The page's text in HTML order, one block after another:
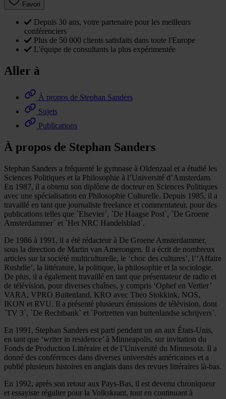
Favori
Depuis 30 ans, votre partenaire pour les meilleurs
conférenciers
Plus de 50 000 clients satisfaits dans toute l'Europe
L'équipe de consultants la plus expérimentée
Aller à
À propos de Stephan Sanders
Sujets
Publications
À propos de Stephan Sanders
Stephan Sanders a fréquenté le gymnase à Oldenzaal et a étudié les
Sciences Politiques et la Philosophie à l’Université d’Amsterdam.
En 1987, il a obtenu son diplôme de docteur en Sciences Politiques
avec une spécialisation en Philosophie Culturelle. Depuis 1985, il a
travaillé en tant que journaliste freelance et commentateur, pour des
publications telles que `Elsevier`, `De Haagse Post`, `De Groene
Amsterdammer` et `Het NRC Handelsblad`.
De 1986 à 1991, il a été rédacteur à De Groene Amsterdammer,
sous la direction de Martin van Amerongen. Il a écrit de nombreux
articles sur la société multiculturelle, le ‘choc des cultures’, l’‘Affaire
Rushdie’, la littérature, la politique, la philosophie et la sociologie.
De plus, il a également travaillé en tant que présentateur de radio et
de télévision, pour diverses chaînes, y compris ‘Ophef en Vertier’
VARA, VPRO Buitenland, KRO avec Theo Stokkink, NOS,
IKON et RVU. Il a présenté plusieurs émissions de télévision, dont
`TV 3`, `De Rechtbank` et `Portretten van buitenlandse schrijvers`.
En 1991, Stephan Sanders est parti pendant un an aux États-Unis,
en tant que ‘writer in residence’ à Minneapolis, sur invitation du
Fonds de Production Littéraire et de l’Université du Minnesota. Il a
donné des conférences dans diverses universités américaines et a
publié plusieurs histoires en anglais dans des revues littéraires là-bas.
En 1992, après son retour aux Pays-Bas, il est devenu chroniqueur
et essayiste régulier pour la Volkskrant, tout en continuant à